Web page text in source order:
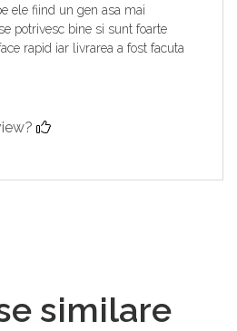
ele fiind un gen asa mai
potrivesc bine si sunt foarte
rapid iar livrarea a fost facuta
similare